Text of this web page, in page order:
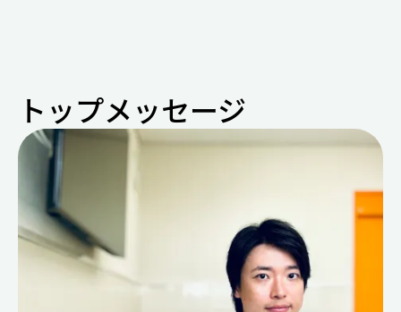
トップメッセージ